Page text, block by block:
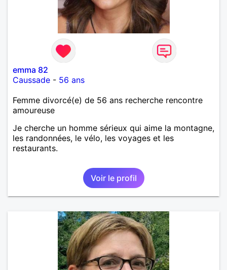
emma 82
Caussade - 56 ans
Femme divorcé(e) de 56 ans recherche rencontre
amoureuse
Je cherche un homme sérieux qui aime la montagne,
les randonnées, le vélo, les voyages et les
restaurants.
Voir le profil